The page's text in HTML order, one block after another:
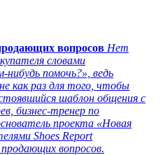
вопросов Нет
словами
нибудь помочь?», ведь
как раз для того, чтобы
шаблон общения с
бизнес-тренер по
проекта «Новая
Shoes Report
вопросов.